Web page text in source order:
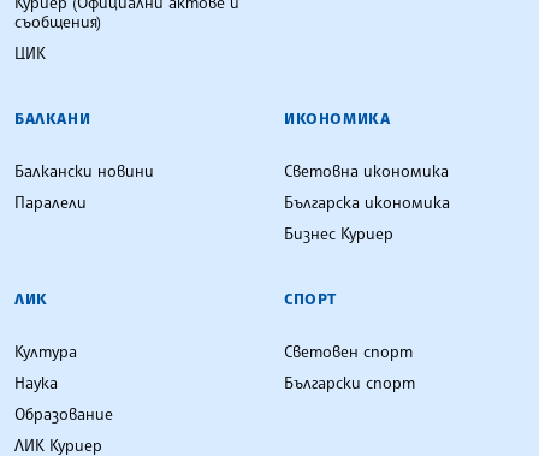
съобщения)
ЦИК
БАЛКАНИ
Балкански новини
Паралели
ИКОНОМИКА
Световна икономика
Българска икономика
Бизнес Куриер
ЛИК
Култура
Наука
Образование
ЛИК Куриер
СПОРТ
Световен спорт
Български спорт